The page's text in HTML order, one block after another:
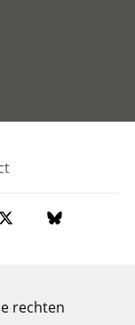
rechten